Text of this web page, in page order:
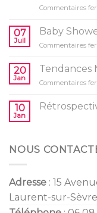
Commentaires
07
Juil
Baby
Commentaires
20
Jan
Tendances
Commentaires
10
Jan
NOUS
Adresse : 15
Laurent-sur-Sèvre